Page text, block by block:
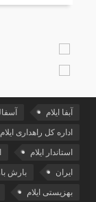
آبفا ایلام
اداره کل راهداری ایلام
استاندار ایلام
ایران بارش
بهزیستی ایلام